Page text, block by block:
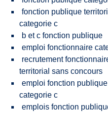
fonction publique
categorie c
b et c fonction publique
emploi fonctionnaire
recrutement
territorial sans concours
emploi fonction publique
categorie c
emplois fonction